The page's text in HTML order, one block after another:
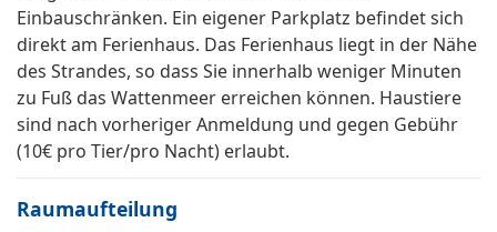
Einbauschränken. Ein eigener Parkplatz befindet sich
direkt am Ferienhaus. Das Ferienhaus liegt in der Nähe
des Strandes, so dass Sie innerhalb weniger Minuten
zu Fuß das Wattenmeer erreichen können. Haustiere
sind nach vorheriger Anmeldung und gegen Gebühr
(10€ pro Tier/pro Nacht) erlaubt.
Raumaufteilung